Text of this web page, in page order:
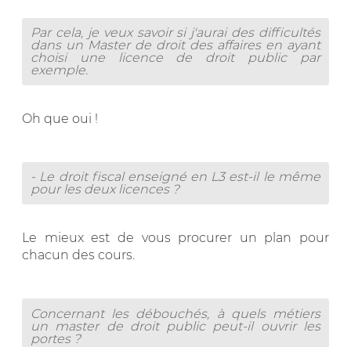
Par cela, je veux savoir si j'aurai des difficultés
dans un Master de droit des affaires en ayant
choisi une licence de droit public par
exemple.
Oh que oui !
- Le droit fiscal enseigné en L3 est-il le même
pour les deux licences ?
Le mieux est de vous procurer un plan pour
chacun des cours.
Concernant les débouchés, à quels métiers
un master de droit public peut-il ouvrir les
portes ?